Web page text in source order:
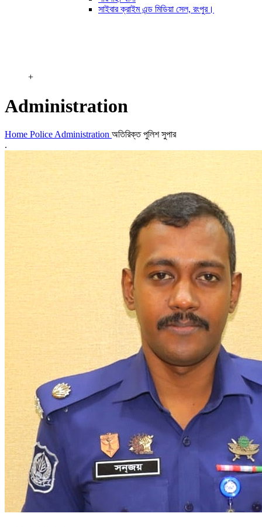
সাইবার ক্রাইম এন্ড মিডিয়া সেল, রংপুর।
+
Administration
Home Police Administration অতিরিক্ত পুলিশ সুপার
.